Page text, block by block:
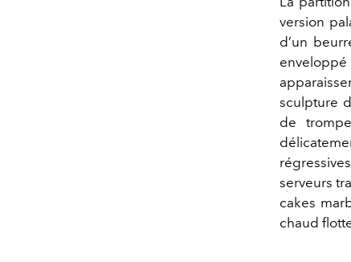
version
d’un
sculpture
de
serveurs
cakes
chaud